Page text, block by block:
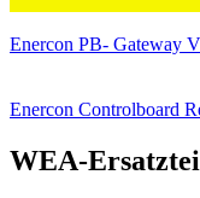
Enercon PB- Gateway
Enercon Controlboard
WEA-